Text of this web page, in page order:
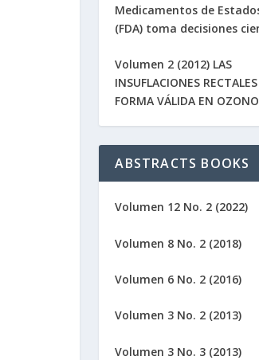
Medicamentos de
(FDA) toma decisiones
Volumen 2 (2012) LAS
INSUFLACIONES
FORMA VÁLIDA EN
ABSTRACTS BOOKS
Volumen 12 No. 2 (2022)
Volumen 8 No. 2 (2018)
Volumen 6 No. 2 (2016)
Volumen 3 No. 2 (2013)
Volumen 3 No. 3 (2013)